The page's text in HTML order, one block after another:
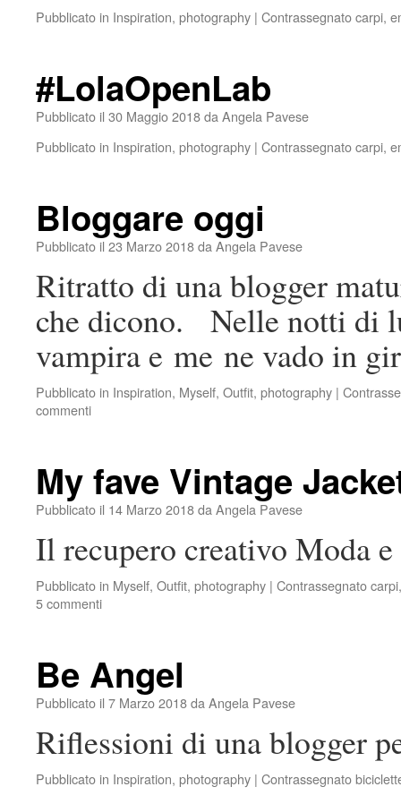
Pubblicato in Inspiration, photography | Contrassegnatocarpi,
#LolaOpenLab
Pubblicato il 30 Maggio 2018da Angela Pavese
Pubblicato in Inspiration, photography | Contrassegnatocarpi,
Bloggare oggi
Pubblicato il 23 Marzo 2018da Angela Pavese
Ritratto di una blogger
che dicono. Nelle notti di
vampira e me ne vado in
Pubblicato in Inspiration, Myself, Outfit, photography |
commenti
My fave Vintage
Pubblicato il 14 Marzo 2018da Angela Pavese
Il recupero creativo Moda
Pubblicato in Myself, Outfit, photography | Contrassegnatocarpi
5 commenti
Be Angel
Pubblicato il 7 Marzo 2018da Angela Pavese
Riflessioni di una blogger
Pubblicato in Inspiration, photography | Contrassegnato